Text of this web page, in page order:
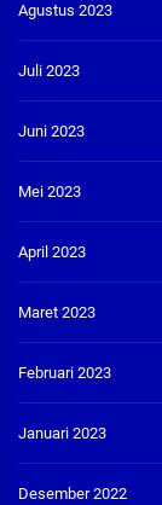
Agustus 2023
Juli 2023
Juni 2023
Mei 2023
April 2023
Maret 2023
Februari 2023
Januari 2023
Desember 2022